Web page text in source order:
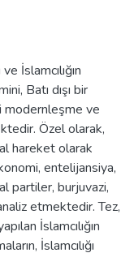
İslamcılığın
Batı dışı bir
modernleşme ve
Özel olarak,
hareket olarak
entelijansiya,
partiler, burjuvazi,
etmektedir. Tez,
İslamcılığın
İslamcılığı